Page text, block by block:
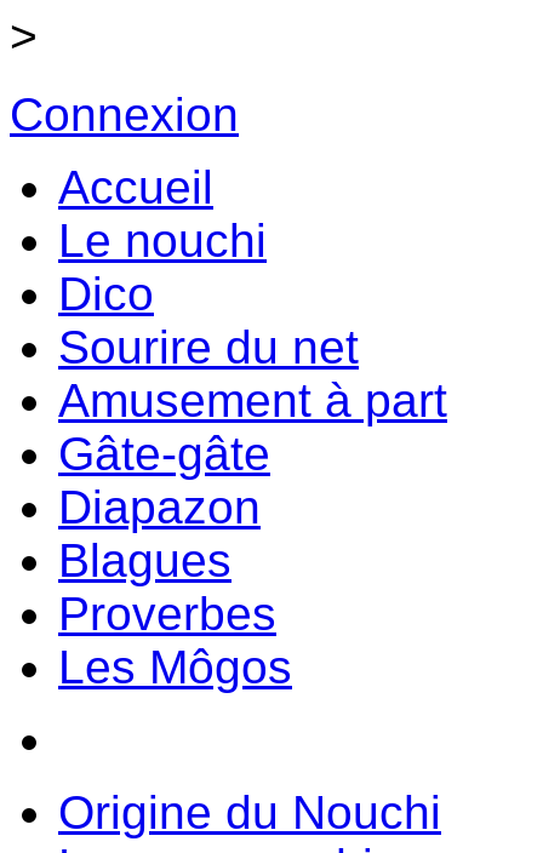
>
Connexion
Accueil
Le nouchi
Dico
Sourire du net
Amusement à part
Gâte-gâte
Diapazon
Blagues
Proverbes
Les Môgos
Origine du Nouchi